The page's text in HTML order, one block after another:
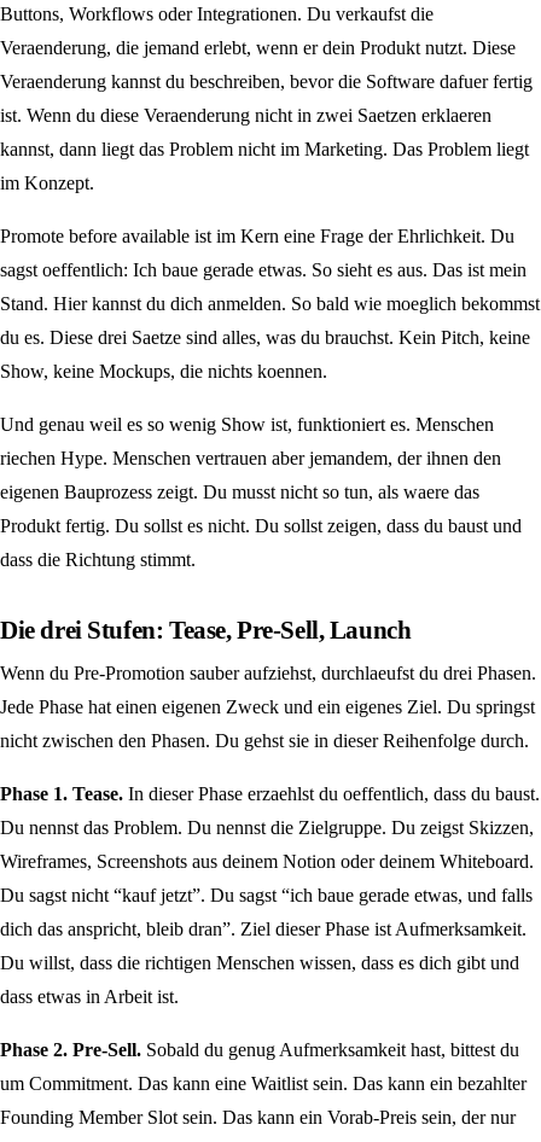
Buttons, Workflows oder Integrationen. Du verkaufst die
Veraenderung, die jemand erlebt, wenn er dein Produkt nutzt. Diese
Veraenderung kannst du beschreiben, bevor die Software dafuer fertig
ist. Wenn du diese Veraenderung nicht in zwei Saetzen erklaeren
kannst, dann liegt das Problem nicht im Marketing. Das Problem liegt
im Konzept.
Promote before available ist im Kern eine Frage der Ehrlichkeit. Du
sagst oeffentlich: Ich baue gerade etwas. So sieht es aus. Das ist mein
Stand. Hier kannst du dich anmelden. So bald wie moeglich bekommst
du es. Diese drei Saetze sind alles, was du brauchst. Kein Pitch, keine
Show, keine Mockups, die nichts koennen.
Und genau weil es so wenig Show ist, funktioniert es. Menschen
riechen Hype. Menschen vertrauen aber jemandem, der ihnen den
eigenen Bauprozess zeigt. Du musst nicht so tun, als waere das
Produkt fertig. Du sollst es nicht. Du sollst zeigen, dass du baust und
dass die Richtung stimmt.
Die drei Stufen: Tease, Pre-Sell, Launch
Wenn du Pre-Promotion sauber aufziehst, durchlaeufst du drei Phasen.
Jede Phase hat einen eigenen Zweck und ein eigenes Ziel. Du springst
nicht zwischen den Phasen. Du gehst sie in dieser Reihenfolge durch.
Phase 1. Tease. In dieser Phase erzaehlst du oeffentlich, dass du baust.
Du nennst das Problem. Du nennst die Zielgruppe. Du zeigst Skizzen,
Wireframes, Screenshots aus deinem Notion oder deinem Whiteboard.
Du sagst nicht “kauf jetzt”. Du sagst “ich baue gerade etwas, und falls
dich das anspricht, bleib dran”. Ziel dieser Phase ist Aufmerksamkeit.
Du willst, dass die richtigen Menschen wissen, dass es dich gibt und
dass etwas in Arbeit ist.
Phase 2. Pre-Sell. Sobald du genug Aufmerksamkeit hast, bittest du
um Commitment. Das kann eine Waitlist sein. Das kann ein bezahlter
Founding Member Slot sein. Das kann ein Vorab-Preis sein, der nur